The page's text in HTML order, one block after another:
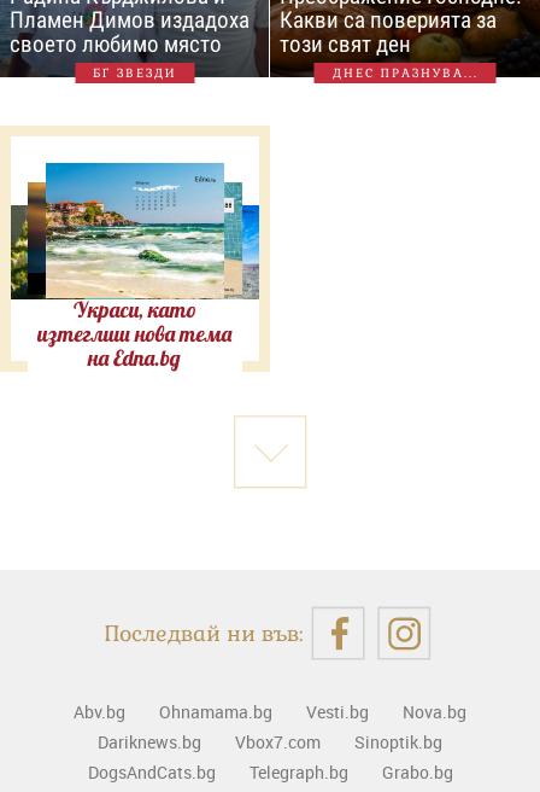
Пламен Димов издадоха
своето любимо място
БГ ЗВЕЗДИ
Какви са поверията за
този свят ден
ДНЕС ПРАЗНУВА...
Украси, като
изтеглиш нова тема
на Edna.bg
Последвай ни във:
Abv.bg Ohnamama.bg Vesti.bg
Nova.bg
Dariknews.bg
Vbox7.com
Sinoptik.bg
DogsAndCats.bg
Telegraph.bg
Grabo.bg